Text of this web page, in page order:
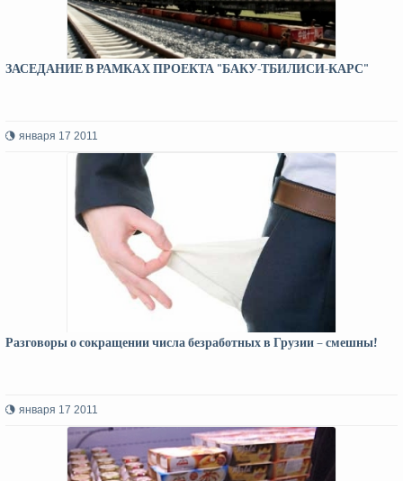
ЗАСЕДАНИЕ В РАМКАХ ПРОЕКТА "БАКУ-ТБИЛИСИ-КАРС"
января 17 2011
Разговоры о сокращении числа безработных в Грузии – смешны!
января 17 2011